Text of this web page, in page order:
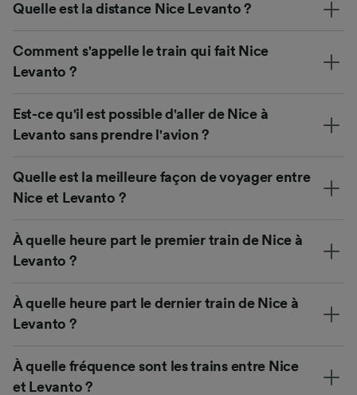
Quelle est la distance Nice Levanto ?
Comment s'appelle le train qui fait Nice
Levanto ?
Est-ce qu'il est possible d'aller de Nice à
Levanto sans prendre l'avion ?
Quelle est la meilleure façon de voyager entre
Nice et Levanto ?
À quelle heure part le premier train de Nice à
Levanto ?
À quelle heure part le dernier train de Nice à
Levanto ?
À quelle fréquence sont les trains entre Nice
et Levanto ?